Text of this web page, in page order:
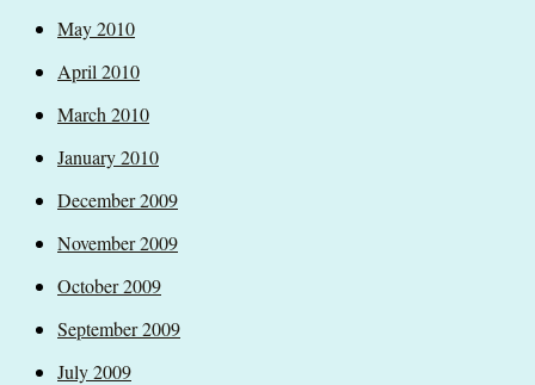
May 2010
April 2010
March 2010
January 2010
December 2009
November 2009
October 2009
September 2009
July 2009